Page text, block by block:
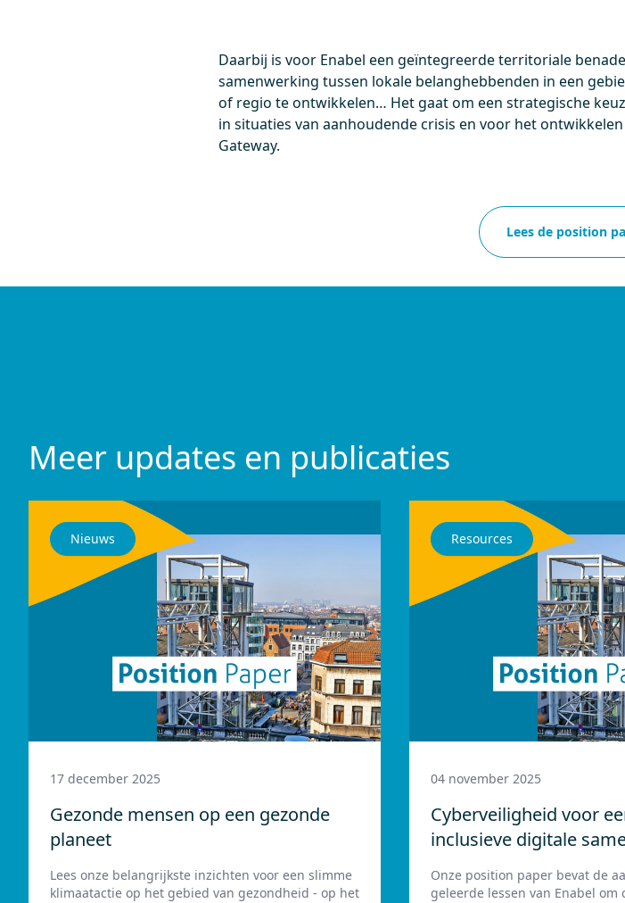
Daarbij is voor Enabel een geïntegreerde territoriale
samenwerking tussen lokale belanghebbenden in een
of regio te ontwikkelen… Het gaat om een strategische
in situaties van aanhoudende crisis en voor het
Gateway.
Lees de position
Meer updates en publicaties
Nieuws
17 december 2025
Gezonde mensen op een gezonde
planeet
Lees onze belangrijkste inzichten voor een slimme
klimaatactie op het gebied van gezondheid - op het
Resources
04 november 2025
Cyberveiligheid voor
inclusieve digitale
Onze position paper bevat de
geleerde lessen van Enabel